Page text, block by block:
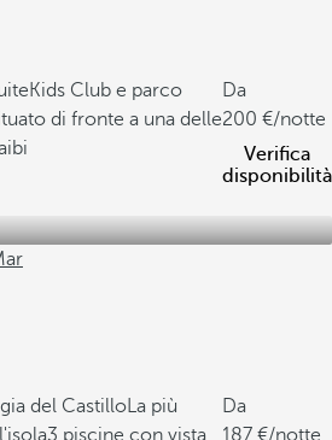
Kids Club e parco
di fronte a una delle
Da
200
/notte
Verifica
disponibilità
del CastilloLa più
3 piscine con vista
Da
187
/notte